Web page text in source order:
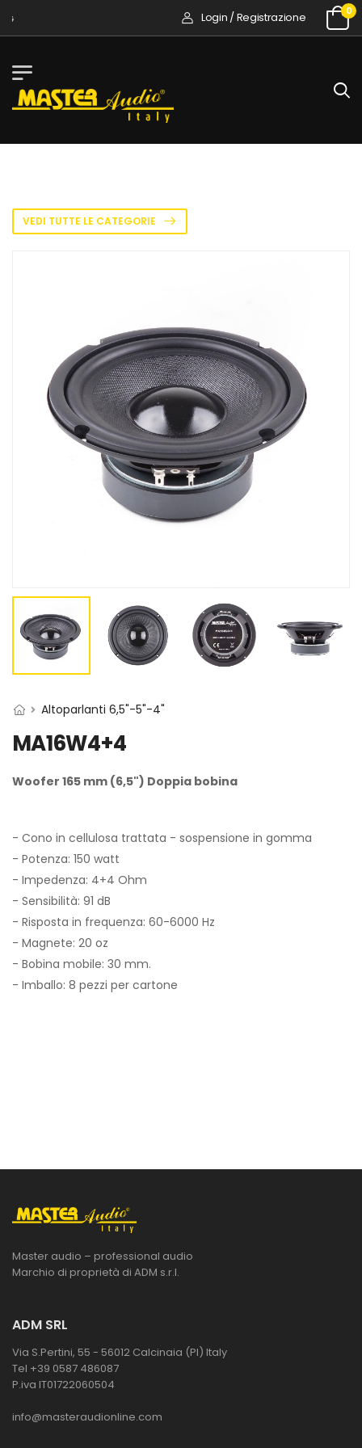
Login / Registrazione 0
VEDI TUTTE LE CATEGORIE
Altoparlanti 6,5"-5"-4"
MA16W4+4
Woofer 165 mm (6,5") Doppia bobina
- Cono in cellulosa trattata - sospensione in gomma
- Potenza: 150 watt
- Impedenza: 4+4 Ohm
- Sensibilità: 91 dB
- Risposta in frequenza: 60-6000 Hz
- Magnete: 20 oz
- Bobina mobile: 30 mm.
- Imballo: 8 pezzi per cartone
Master audio – professional audio
Marchio di proprietà di ADM s.r.l.
ADM SRL
Via S.Pertini, 55 - 56012 Calcinaia (PI) Italy
Tel +39 0587 486087
P.iva IT01722060504
info@masteraudionline.com